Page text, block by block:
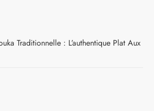
Traditionnelle : L’authentique Plat Aux